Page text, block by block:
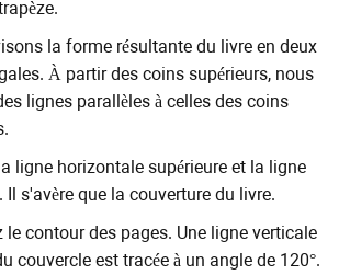
la forme résultante du livre en deux
À partir des coins supérieurs, nous
lignes parallèles à celles des coins
ligne horizontale supérieure et la ligne
Il s'avère que la couverture du livre.
le contour des pages. Une ligne verticale
couvercle est tracée à un angle de 120°.